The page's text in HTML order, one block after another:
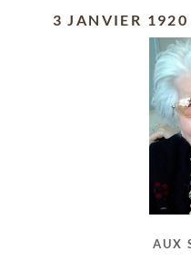
3 JANVIER 1920
AUX